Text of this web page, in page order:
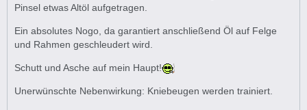
Pinsel etwas Altöl aufgetragen.
Ein absolutes Nogo, da garantiert anschließend Öl auf Felge
und Rahmen geschleudert wird.
Schutt und Asche auf mein Haupt!
Unerwünschte Nebenwirkung: Kniebeugen werden trainiert.